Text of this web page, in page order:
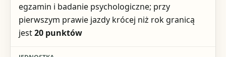
egzamin i badanie psychologiczne; przy
pierwszym prawie jazdy krócej niż rok granicą
jest20 punktów